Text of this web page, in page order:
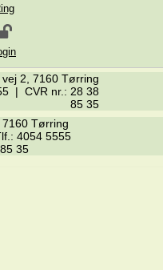
2, 7160 Tørring
| CVR nr.: 28 38
85 35
7160 Tørring
4054 5555
35